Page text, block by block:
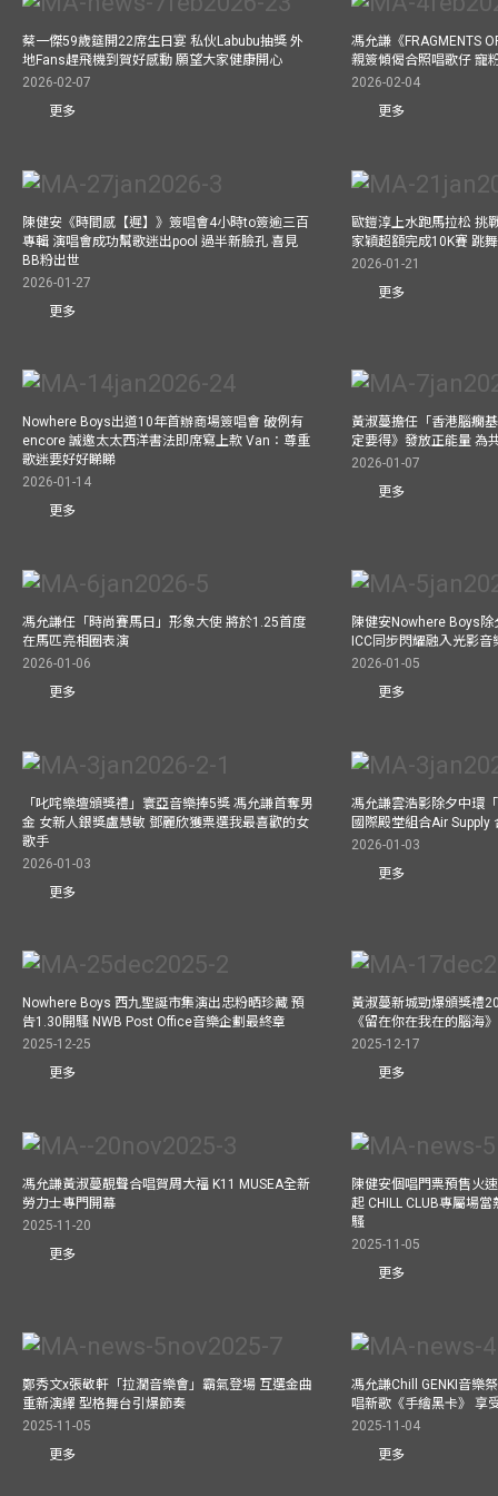
蔡一傑59歲筵開22席生日宴 私伙Labubu抽獎 外
地Fans趕飛機到賀好感動 願望大家健康開心
2026-02-07
更多
馮允謙《FRAGMENTS
親簽傾偈合照唱歌仔 寵
2026-02-04
更多
陳健安《時間感【遲】》簽唱會4小時to簽逾三百
專輯 演唱會成功幫歌迷出pool 過半新臉孔 喜見
BB粉出世
2026-01-27
更多
歐鎧淳上水跑馬拉松 挑
家穎超額完成10K賽 跳
2026-01-21
更多
Nowhere Boys出道10年首辦商場簽唱會 破例有
encore 誠邀太太西洋書法即席寫上款 Van：尊重
歌迷要好好睇睇
2026-01-14
更多
黃淑蔓擔任「香港腦癇
定要得》發放正能量 為
2026-01-07
更多
馮允謙任「時尚賽馬日」形象大使 將於1.25首度
在馬匹亮相圈表演
2026-01-06
更多
陳健安Nowhere Boys
ICC同步閃耀融入光影音
2026-01-05
更多
「叱咤樂壇頒獎禮」寰亞音樂捧5獎 馮允謙首奪男
金 女新人銀獎盧慧敏 鄧麗欣獲票選我最喜歡的女
歌手
2026-01-03
更多
馮允謙雲浩影除夕中環
國際殿堂組合Air Supply
2026-01-03
更多
Nowhere Boys 西九聖誕市集演出忠粉晒珍藏 預
告1.30開騷 NWB Post Office音樂企劃最終章
2025-12-25
更多
黃淑蔓新城勁爆頒獎禮
《留在你在我在的腦海
2025-12-17
更多
馮允謙黃淑蔓靚聲合唱賀周大福 K11 MUSEA全新
勞力士專門開幕
2025-11-20
更多
陳健安個唱門票預售火
起 CHILL CLUB專屬場
騷
2025-11-05
更多
鄭秀文x張敬軒「拉濶音樂會」霸氣登場 互選金曲
重新演繹 型格舞台引爆節奏
2025-11-05
更多
馮允謙Chill GENKI音樂
唱新歌《手繪黑卡》 享
2025-11-04
更多